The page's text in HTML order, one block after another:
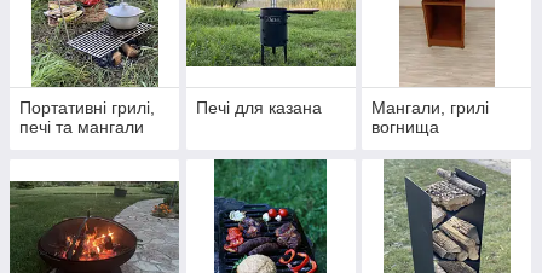
і всім хто любить добре і смачно поїсти круглий рік.
Портативні грилі,
печі та мангали
Печі для казана
Мангали, грилі
вогнища